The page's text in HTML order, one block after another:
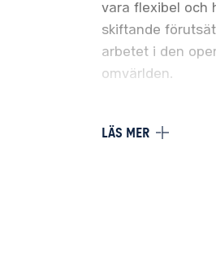
vara flexibel och
skiftande
arbetet i den
omvärlden.
LÄS MER